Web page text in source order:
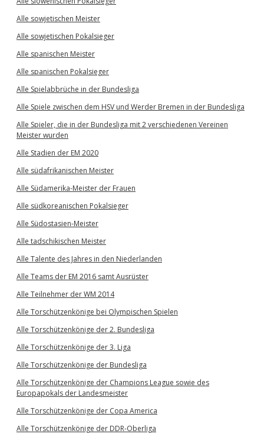
Alle sowjetischen Meister
Alle sowjetischen Pokalsieger
Alle spanischen Meister
Alle spanischen Pokalsieger
Alle Spielabbrüche in der Bundesliga
Alle Spiele zwischen dem HSV und Werder Bremen in der Bundesliga
Alle Spieler, die in der Bundesliga mit 2 verschiedenen Vereinen
Meister wurden
Alle Stadien der EM 2020
Alle südafrikanischen Meister
Alle Südamerika-Meister der Frauen
Alle südkoreanischen Pokalsieger
Alle Südostasien-Meister
Alle tadschikischen Meister
Alle Talente des Jahres in den Niederlanden
Alle Teams der EM 2016 samt Ausrüster
Alle Teilnehmer der WM 2014
Alle Torschützenkönige bei Olympischen Spielen
Alle Torschützenkönige der 2. Bundesliga
Alle Torschützenkönige der 3. Liga
Alle Torschützenkönige der Bundesliga
Alle Torschützenkönige der Champions League sowie des
Europapokals der Landesmeister
Alle Torschützenkönige der Copa America
Alle Torschützenkönige der DDR-Oberliga